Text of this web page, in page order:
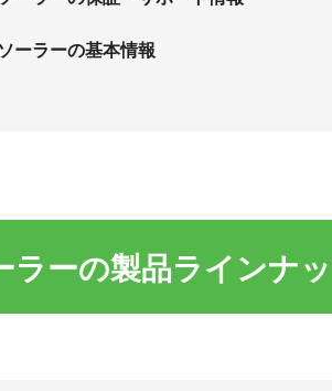
ーラーの基本情報
ラーの製品ラインナ